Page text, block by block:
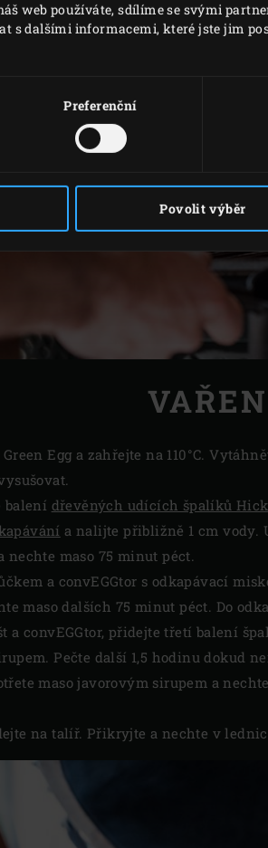
web používáte, sdílíme se svými
s dalšími informacemi, které jste jim
Preferenční
Povolit výběr
Egg a zahřejte na 110°C.
balení dřevěných udících špalíků
a nalijte přibližně 1 cm vody.
nechte maso 75 minut péct.
a convEGGtor s odkapávací
maso dalších 75 minut péct. Do
a convEGGtor, přidejte třetí balení
Pečte další 1,5 hodinu dokud
maso javorovým sirupem a
na talíř. Přikryjte a nechte v